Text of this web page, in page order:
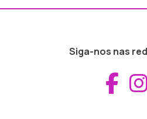
Siga-nos nas